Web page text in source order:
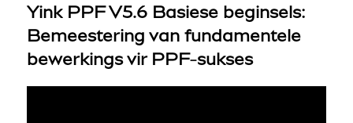
Yink PPF V5.6 Basiese beginsels:
Bemeestering van fundamentele
bewerkings vir PPF-sukses